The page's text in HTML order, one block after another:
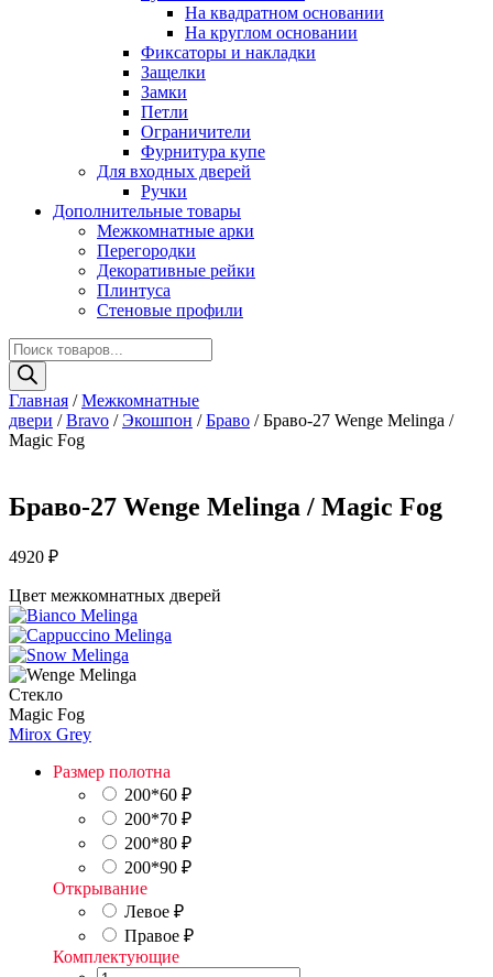
На квадратном основании
На круглом основании
Фиксаторы и накладки
Защелки
Замки
Петли
Ограничители
Фурнитура купе
Для входных дверей
Ручки
Дополнительные товары
Межкомнатные арки
Перегородки
Декоративные рейки
Плинтуса
Стеновые профили
Поиск
товаров
Главная /Межкомнатные
двери /Bravo /Экошпон /Браво / Браво-27 Wenge Melinga /
Magic Fog
Браво-27 Wenge Melinga / Magic Fog
4920 ₽
Цвет межкомнатных дверей
Стекло
Magic Fog
Mirox Grey
Размер полотна
200*60 ₽
200*70 ₽
200*80 ₽
200*90 ₽
Открывание
Левое ₽
Правое ₽
Комплектующие